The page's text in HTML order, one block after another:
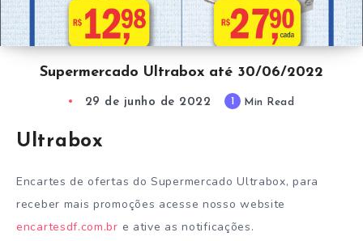
Supermercado Ultrabox até 30/06/2022
29 de junho de 2022 Min Read
Ultrabox
Encartes de ofertas do Supermercado Ultrabox, para
receber mais promoções acesse nosso website
encartesdf.com.br e ative as notificações.